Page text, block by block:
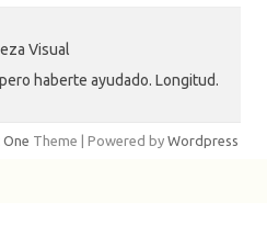
Visual
haberte ayudado. Longitud.
One Theme | Powered by Wordpress